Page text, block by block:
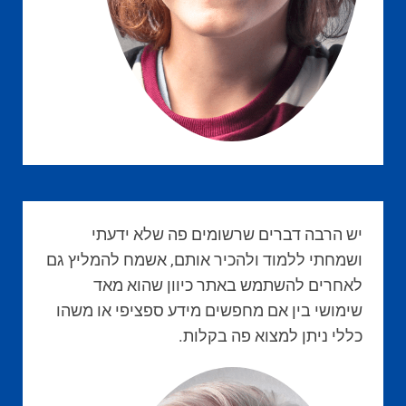
יש הרבה דברים שרשומים פה שלא ידעתי
ושמחתי ללמוד ולהכיר אותם, אשמח להמליץ גם
לאחרים להשתמש באתר כיוון שהוא מאד
שימושי בין אם מחפשים מידע ספציפי או משהו
כללי ניתן למצוא פה בקלות.